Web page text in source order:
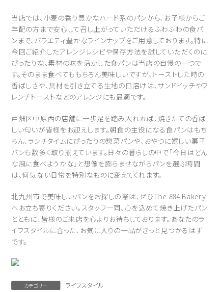
当店では、小麦の香り豊かなハード系のパンから、お子様からご
年配の方まで安心して召し上がっていただけるふわふわの食パ
ンまで、バラエティ豊かなラインナップをご用意しております。特に
今回ご紹介したアレンジレシピや保存方法を試していただくのに
ぴったりな、素材の味を活かした食パンは当店の自慢の一つで
す。そのまま食べてももちろん美味しいですが、トーストした時の
香ばしさや、具材を引き立てる生地の口溶けは、サンドイッチやフ
レンチトーストなどのアレンジにも最適です。
戸畑区中原西の店舗に一歩足を踏み入れれば、焼きたての香ば
しい匂いが皆様をお迎えします。朝食の主役になる食パンはもち
ろん、ランチタイムにぴったりの惣菜パンや、おやつに嬉しい菓子
パンも数多く取り揃えています。日々の暮らしの中で「今日はどん
な風に食べようかな」と想像を膨らませながらパンを選ぶ時間
は、何気ない日常を特別なものに変えてくれます。
北九州市で美味しいパンをお探しの際は、ぜひThe 884 Bakery
へお立ち寄りください。スタッフ一同、心を込めて焼き上げたパン
とともに、皆様のご来店を心よりお待ちしております。あなたのラ
イフスタイルに合った、お気に入りの一品がきっと見つかるはず
です。
カテゴリー ライフスタイル